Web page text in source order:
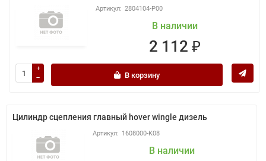
2804104-P00
В наличии
2 112 ₽
В корзину
Цилиндр сцепления главный hover wingle дизель
1608000-K08
В наличии